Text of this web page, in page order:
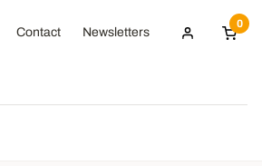
Contact Newsletters
0